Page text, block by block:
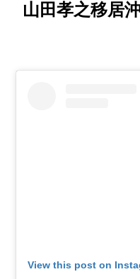
山田孝之移居
View this post on